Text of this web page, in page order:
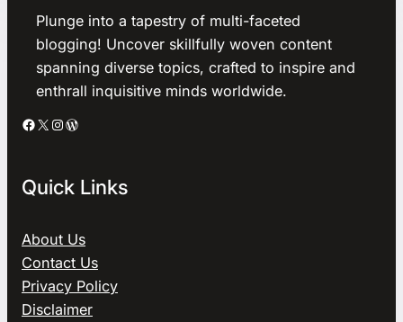
Plunge into a tapestry of multi-faceted
blogging! Uncover skillfully woven content
spanning diverse topics, crafted to inspire and
enthrall inquisitive minds worldwide.
Facebook X Instagram WordPress
Quick Links
About Us
Contact Us
Privacy Policy
Disclaimer